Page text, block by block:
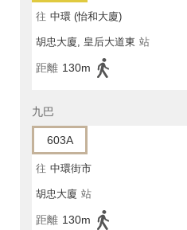
往 中環 (怡和大廈)
胡忠大廈, 皇后大道東 站
距離 130m
九巴
603A
往 中環街市
胡忠大廈 站
距離 130m